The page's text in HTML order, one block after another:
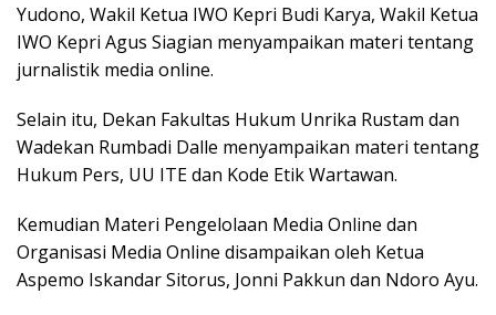
Yudono, Wakil Ketua IWO Kepri Budi Karya, Wakil Ketua
IWO Kepri Agus Siagian menyampaikan materi tentang
jurnalistik media online.
Selain itu, Dekan Fakultas Hukum Unrika Rustam dan
Wadekan Rumbadi Dalle menyampaikan materi tentang
Hukum Pers, UU ITE dan Kode Etik Wartawan.
Kemudian Materi Pengelolaan Media Online dan
Organisasi Media Online disampaikan oleh Ketua
Aspemo Iskandar Sitorus, Jonni Pakkun dan Ndoro Ayu.